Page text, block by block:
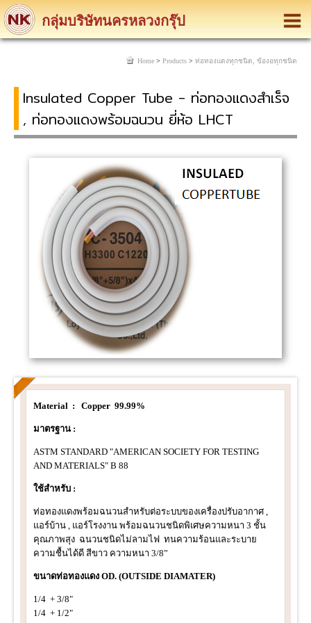
กลุ่มบริษัทนครหลวงกรุ๊ป
Home > Products > ท่อทองแดงทุกชนิด, ข้องอทุกชนิด
lnsulated Copper Tube - ท่อทองแดงสำเร็จ
, ท่อทองแดงพร้อมฉนวน ยี่ห้อ LHCT
Material : Copper 99.99%
มาตรฐาน :
ASTM STANDARD "AMERICAN SOCIETY FOR TESTING
AND MATERIALS" B 88
ใช้สำหรับ :
ท่อทองแดงพร้อมฉนวนสำหรับต่อระบบของเครื่องปรับอากาศ ,
แอร์บ้าน , แอร์โรงงาน พร้อมฉนวนชนิดพิเศษความหนา 3 ชั้น
คุณภาพสุง ฉนวนชนิดไม่ลามไฟ ทนความร้อนและระบาย
ความชื้นได้ดี สีขาว ความหนา 3/8”
ขนาดท่อทองแดง OD. (OUTSIDE DIAMATER)
1/4 + 3/8"
1/4 + 1/2"